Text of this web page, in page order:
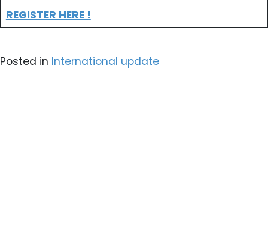
REGISTER HERE !
Posted in International update